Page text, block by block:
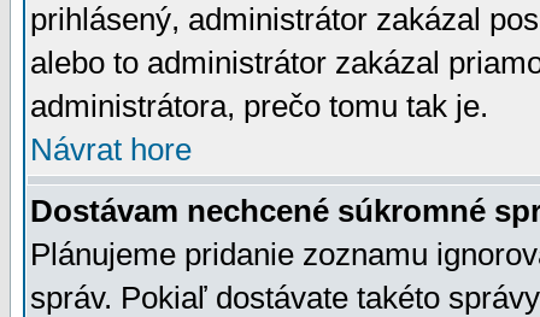
prihlásený, administrátor zakázal
alebo to administrátor zakázal
administrátora, prečo tomu tak je.
Návrat hore
Dostávam nechcené súkromné
Plánujeme pridanie zoznamu
správ. Pokiaľ dostávate takéto